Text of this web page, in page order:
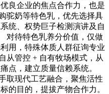
良企业的焦点合作力，也是
驼奶等特色乳，优先选择具
统、权势巨子检测演讲及自
对待特色乳养分价值，仅做
用，特殊体质人群征询专业
从管控 + 自有牧场模式，从
点，建立质量信赖系统。
取现代工艺融合，聚焦活性
的目的，提拔产物合作力。